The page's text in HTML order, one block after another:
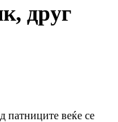
друг
патниците веќе се